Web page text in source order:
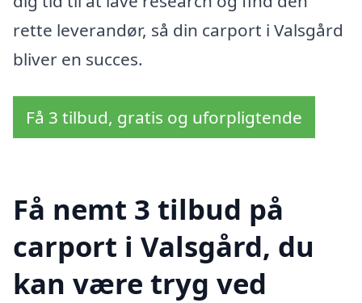
rette leverandør, så din carport i Valsgård
bliver en succes.
Få 3 tilbud, gratis og uforpligtende
Få nemt 3 tilbud på
carport i Valsgård, du
kan være tryg ved